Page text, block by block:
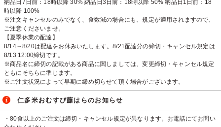
納品日7日前：18時以降 30% 納品日3日前：18時以降 50% 納品日1日前：18
時以降 100%
※注文キャンセルのみでなく、食数減の場合にも、規定が適用されますので、
ご注意くださいませ。
【夏季休業の配達】
8/14～8/20は配達をお休みいたします。8/21配達分の締切・キャンセル規定は
8/13 12:00締切です。
※商品名に締切の記載がある商品に関しましては、変更締切・キャンセル規定
ともにそちらに準じます。
※ご注文状況によって早期に締め切らせて頂く場合がございます。
仁多米おむすび藤はらのお知らせ
・80食以上のご注文は締切・キャンセル規定が異なります。お電話にてお問い